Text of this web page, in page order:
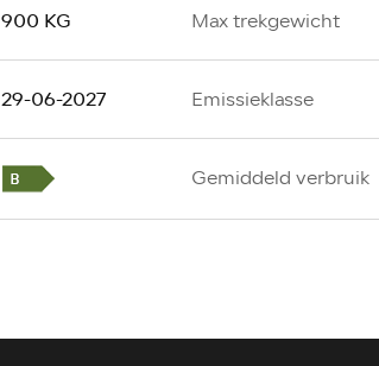
900 KG Max trekgewicht
29-06-2027 Emissieklasse
Gemiddeld verbruik